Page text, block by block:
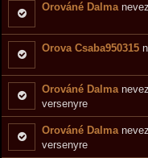
Orováné Dalma
Orova Csaba950315
Orováné Dalma
versenyre
Orováné Dalma
versenyre